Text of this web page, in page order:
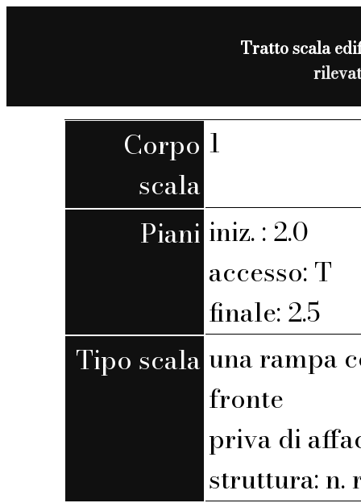
Tratto scala
Corpo
scala
1
Piani iniz. : 2.0
accesso: T
finale: 2.5
Tipo scala una rampa
fronte
priva di
struttura: n.